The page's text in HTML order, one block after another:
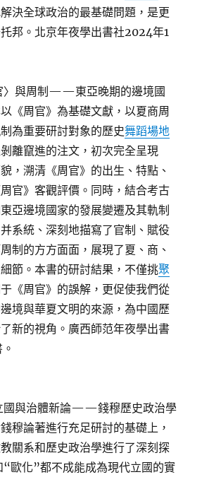
決全球政治的最基礎問題，是更
邦。北京年夜學出書社2024年1
〉與周制——東亞晚期的邊境國
《周官》為基礎文獻，以夏商周
為重要研討對象的歷史舞蹈場地
離竄進的注文，初次完全呈現
，溯清《周官》的出生、特點、
官》客觀評價。同時，結合考古
亞邊境國家的發展變遷及其軌制
系統、深刻地描寫了官制、賦役
制的方方面面，展現了夏、商、
節。本書的研討結果，不僅挑聚
《周官》的誤解，更促使我們從
境與華夏文明的來源，為中國歷
新的視角。廣西師范年夜學出書
國與治體新論——錢穆歷史政治學
穆論著進行充足研討的基礎上，
關系和歷史政治學進行了深刻探
歐化”都不成能成為現代立國的實